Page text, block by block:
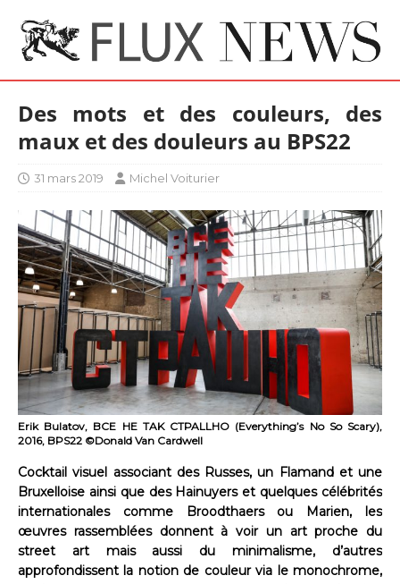
Des mots et des couleurs, des
maux et des douleurs au BPS22
31 mars 2019 Michel Voiturier
Erik Bulatov, BCE HE TAK CTPALLHO (Everything’s No So Scary),
2016, BPS22 ©Donald Van Cardwell
Cocktail visuel associant des Russes, un Flamand et une
Bruxelloise ainsi que des Hainuyers et quelques célébrités
internationales comme Broodthaers ou Marien, les
œuvres rassemblées donnent à voir un art proche du
street art mais aussi du minimalisme, d’autres
approfondissent la notion de couleur via le monochrome,